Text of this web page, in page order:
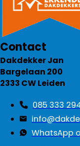
Contact
Dakdekker Jan
Bargelaan 200
2333 CW Leiden
085 333
WhatsApp